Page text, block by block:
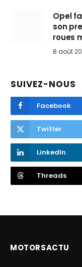
Opel
son
roues
8 août
SUIVEZ-NOUS
Facebook
Twitter
LinkedIn
Threads
MOTORSACTU